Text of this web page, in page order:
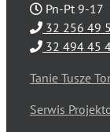
Pn-Pt 9-17
32 256 49
32 494 45
Tanie Tusze
Serwis